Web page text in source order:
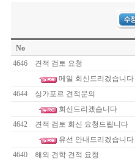
No
4646
견적 검토 요청
메일 회신드리겠습니다
4644
싱가포르 견적문의
회신드리겠습니다
4642
견적 검토 회신 요청드립니다
유선 안내드리겠습니다
4640
해외 견학 견적 요청